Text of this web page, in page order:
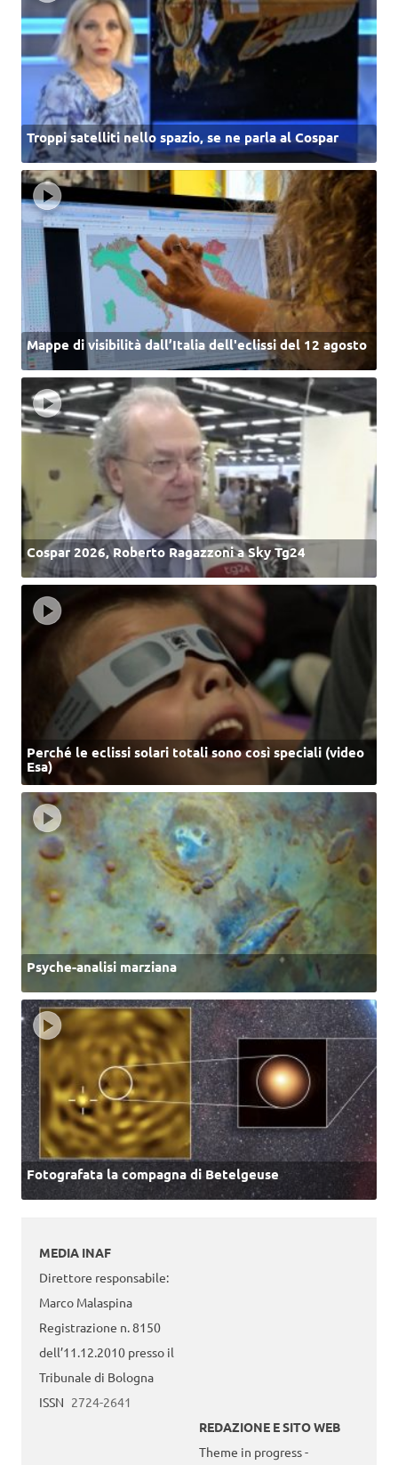
Troppi satelliti nello spazio, se ne parla al Cospar
Mappe di visibilità dall’Italia dell'eclissi del 12 agosto
Cospar 2026, Roberto Ragazzoni a Sky Tg24
Perché le eclissi solari totali sono così speciali (video
Esa)
Psyche-analisi marziana
Fotografata la compagna di Betelgeuse
MEDIA INAF
Direttore responsabile:
Marco Malaspina
Registrazione n. 8150
dell’11.12.2010 presso il
Tribunale di Bologna
ISSN 2724-2641
REDAZIONE E SITO WEB
Theme in progress -